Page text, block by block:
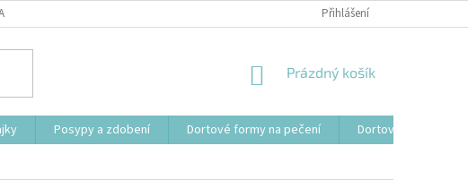
Přihlášení
NÁKUPNÍ
Prázdný košík
Posypy a zdobení Dortové formy na pečení
Dortové svíčky,